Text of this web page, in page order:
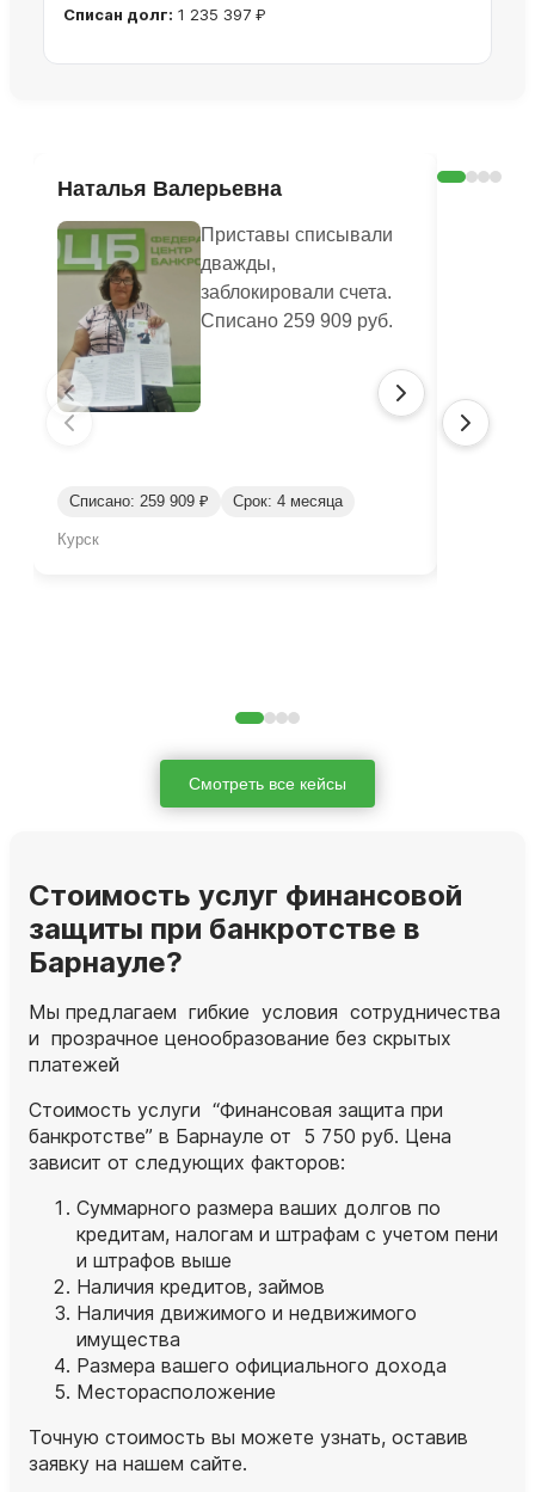
Списан долг: 1 235 397 ₽
Наталья Валерьевна
Приставы списывали
дважды,
заблокировали счета.
Списано 259 909 руб.
Списано: 259 909 ₽ Срок: 4 месяца
Курск
Смотреть все кейсы
Стоимость услуг финансовой
защиты при банкротстве в
Барнауле?
Мы предлагаем гибкие условия сотрудничества
и прозрачное ценообразование без скрытых
платежей
Стоимость услуги “Финансовая защита при
банкротстве” в Барнауле от 5 750 руб. Цена
зависит от следующих факторов:
Суммарного размера ваших долгов по
кредитам, налогам и штрафам с учетом пени
и штрафов выше
Наличия кредитов, займов
Наличия движимого и недвижимого
имущества
Размера вашего официального дохода
Месторасположение
Точную стоимость вы можете узнать, оставив
заявку на нашем сайте.